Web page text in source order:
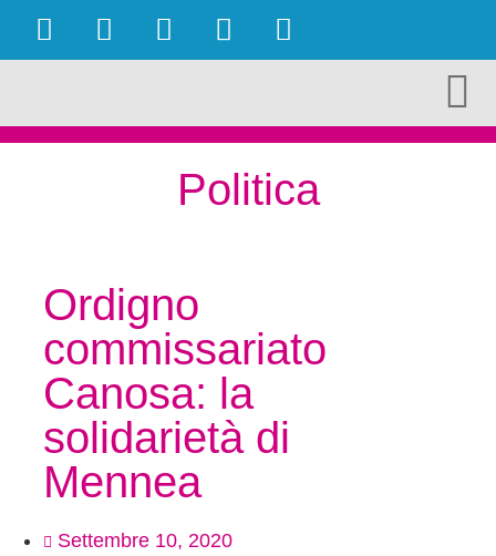
Politica
Ordigno
commissariato
Canosa: la
solidarietà di
Mennea
Settembre 10, 2020